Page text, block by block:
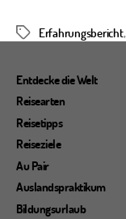
Schlagwörter
Erfahrungsbericht,
Entdecke die Welt
Reisearten
Reisetipps
Reiseziele
Au Pair
Auslandspraktikum
Bildungsurlaub